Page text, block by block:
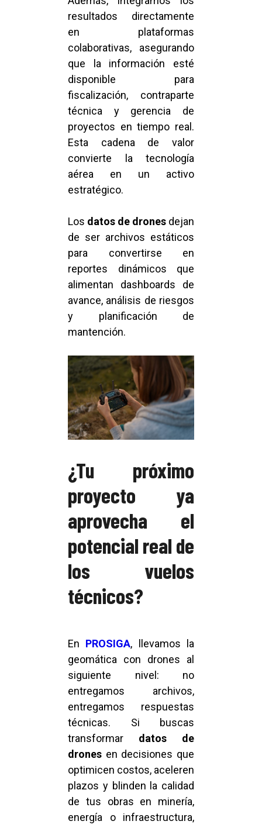
resultados directamente
en plataformas
colaborativas, asegurando
que la información esté
disponible para
fiscalización, contraparte
técnica y gerencia de
proyectos en tiempo real.
Esta cadena de valor
convierte la tecnología
aérea en un activo
estratégico.
Los datos de drones dejan
de ser archivos estáticos
para convertirse en
reportes dinámicos que
alimentan dashboards de
avance, análisis de riesgos
y planificación de
mantención.
¿Tu próximo
proyecto ya
aprovecha el
potencial real de
los vuelos
técnicos?
En PROSIGA, llevamos la
geomática con drones al
siguiente nivel: no
entregamos archivos,
entregamos respuestas
técnicas. Si buscas
transformar datos de
drones en decisiones que
optimicen costos, aceleren
plazos y blinden la calidad
de tus obras en minería,
energía o infraestructura,